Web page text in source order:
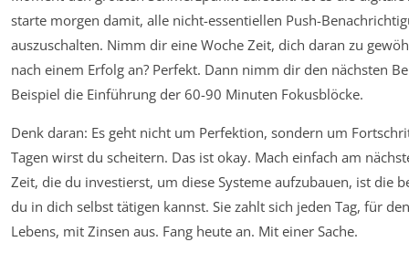
starte morgen damit, alle nicht-essentiellen Push-
auszuschalten. Nimm dir eine Woche Zeit, dich daran zu
nach einem Erfolg an? Perfekt. Dann nimm dir den nächsten
Beispiel die Einführung der 60-90 Minuten Fokusblöcke.
Denk daran: Es geht nicht um Perfektion, sondern um
Tagen wirst du scheitern. Das ist okay. Mach einfach am
Zeit, die du investierst, um diese Systeme aufzubauen, ist die
du in dich selbst tätigen kannst. Sie zahlt sich jeden Tag, für
Lebens, mit Zinsen aus. Fang heute an. Mit einer Sache.